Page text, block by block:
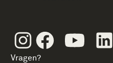
InstagramFacebookYoutube
Vragen?